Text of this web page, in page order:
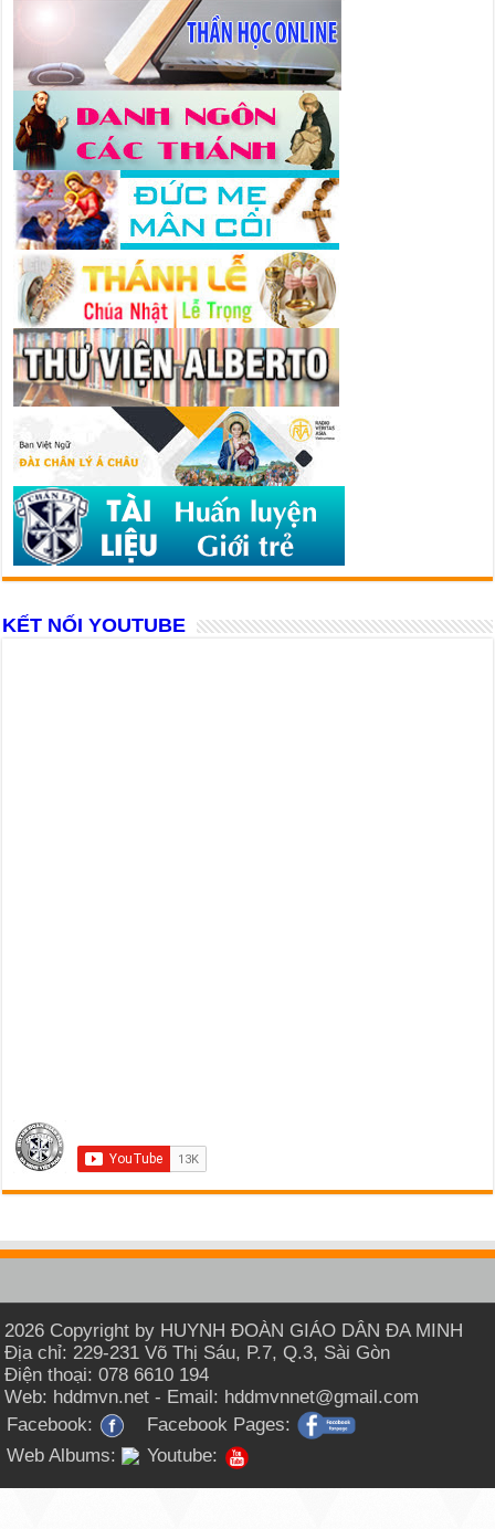
KẾT NỐI YOUTUBE
2026 Copyright by HUYNH ĐOÀN GIÁO DÂN ĐA MINH
Địa chỉ: 229-231 Võ Thị Sáu, P.7, Q.3, Sài Gòn
Điện thoại: 078 6610 194
Web: hddmvn.net - Email: hddmvnnet@gmail.com
Facebook:
Facebook Pages:
Web Albums:
Youtube: